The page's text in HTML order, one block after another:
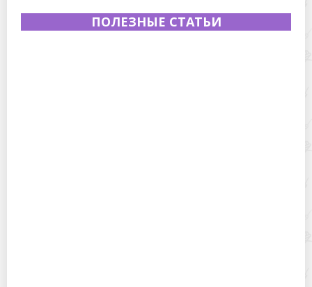
ПОЛЕЗНЫЕ СТАТЬИ